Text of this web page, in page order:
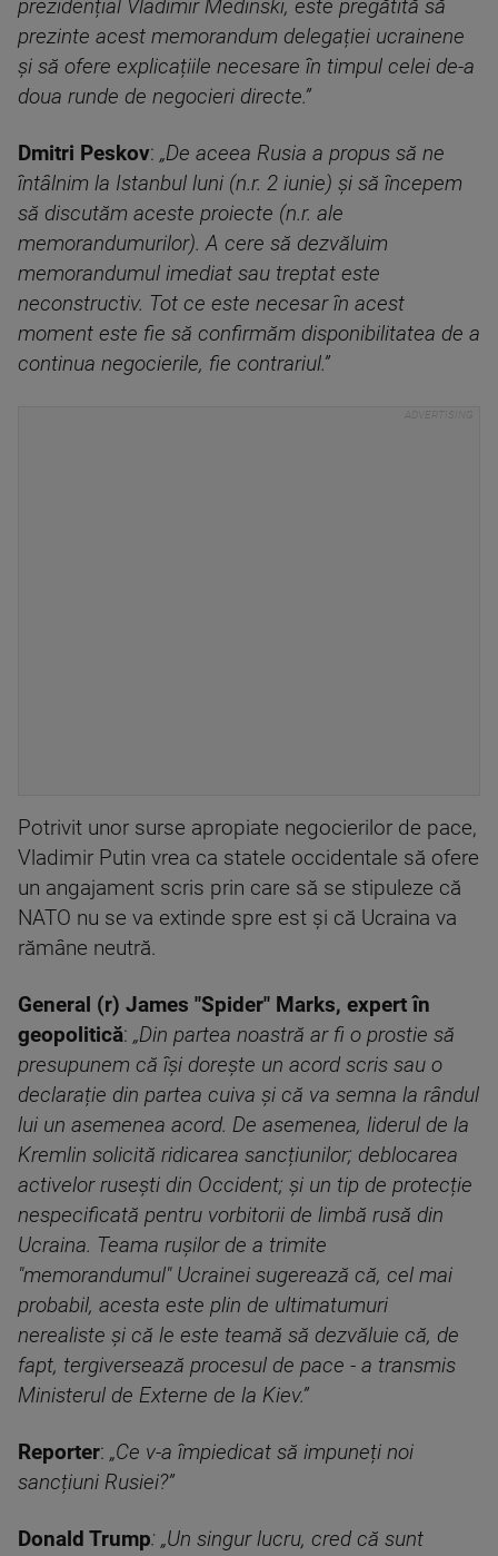
prezidențial Vladimir Medinski, este pregătită să
prezinte acest memorandum delegației ucrainene
și să ofere explicațiile necesare în timpul celei de-a
doua runde de negocieri directe.”
Dmitri Peskov: „De aceea Rusia a propus să ne
întâlnim la Istanbul luni (n.r. 2 iunie) și să începem
să discutăm aceste proiecte (n.r. ale
memorandumurilor). A cere să dezvăluim
memorandumul imediat sau treptat este
neconstructiv. Tot ce este necesar în acest
moment este fie să confirmăm disponibilitatea de a
continua negocierile, fie contrariul.”
Potrivit unor surse apropiate negocierilor de pace,
Vladimir Putin vrea ca statele occidentale să ofere
un angajament scris prin care să se stipuleze că
NATO nu se va extinde spre est și că Ucraina va
rămâne neutră.
General (r) James "Spider" Marks, expert în
geopolitică: „Din partea noastră ar fi o prostie să
presupunem că își dorește un acord scris sau o
declarație din partea cuiva și că va semna la rândul
lui un asemenea acord. De asemenea, liderul de la
Kremlin solicită ridicarea sancțiunilor; deblocarea
activelor rusești din Occident; și un tip de protecție
nespecificată pentru vorbitorii de limbă rusă din
Ucraina. Teama rușilor de a trimite
"memorandumul" Ucrainei sugerează că, cel mai
probabil, acesta este plin de ultimatumuri
nerealiste și că le este teamă să dezvăluie că, de
fapt, tergiversează procesul de pace - a transmis
Ministerul de Externe de la Kiev.”
Reporter: „Ce v-a împiedicat să impuneți noi
sancțiuni Rusiei?”
Donald Trump: „Un singur lucru, cred că sunt